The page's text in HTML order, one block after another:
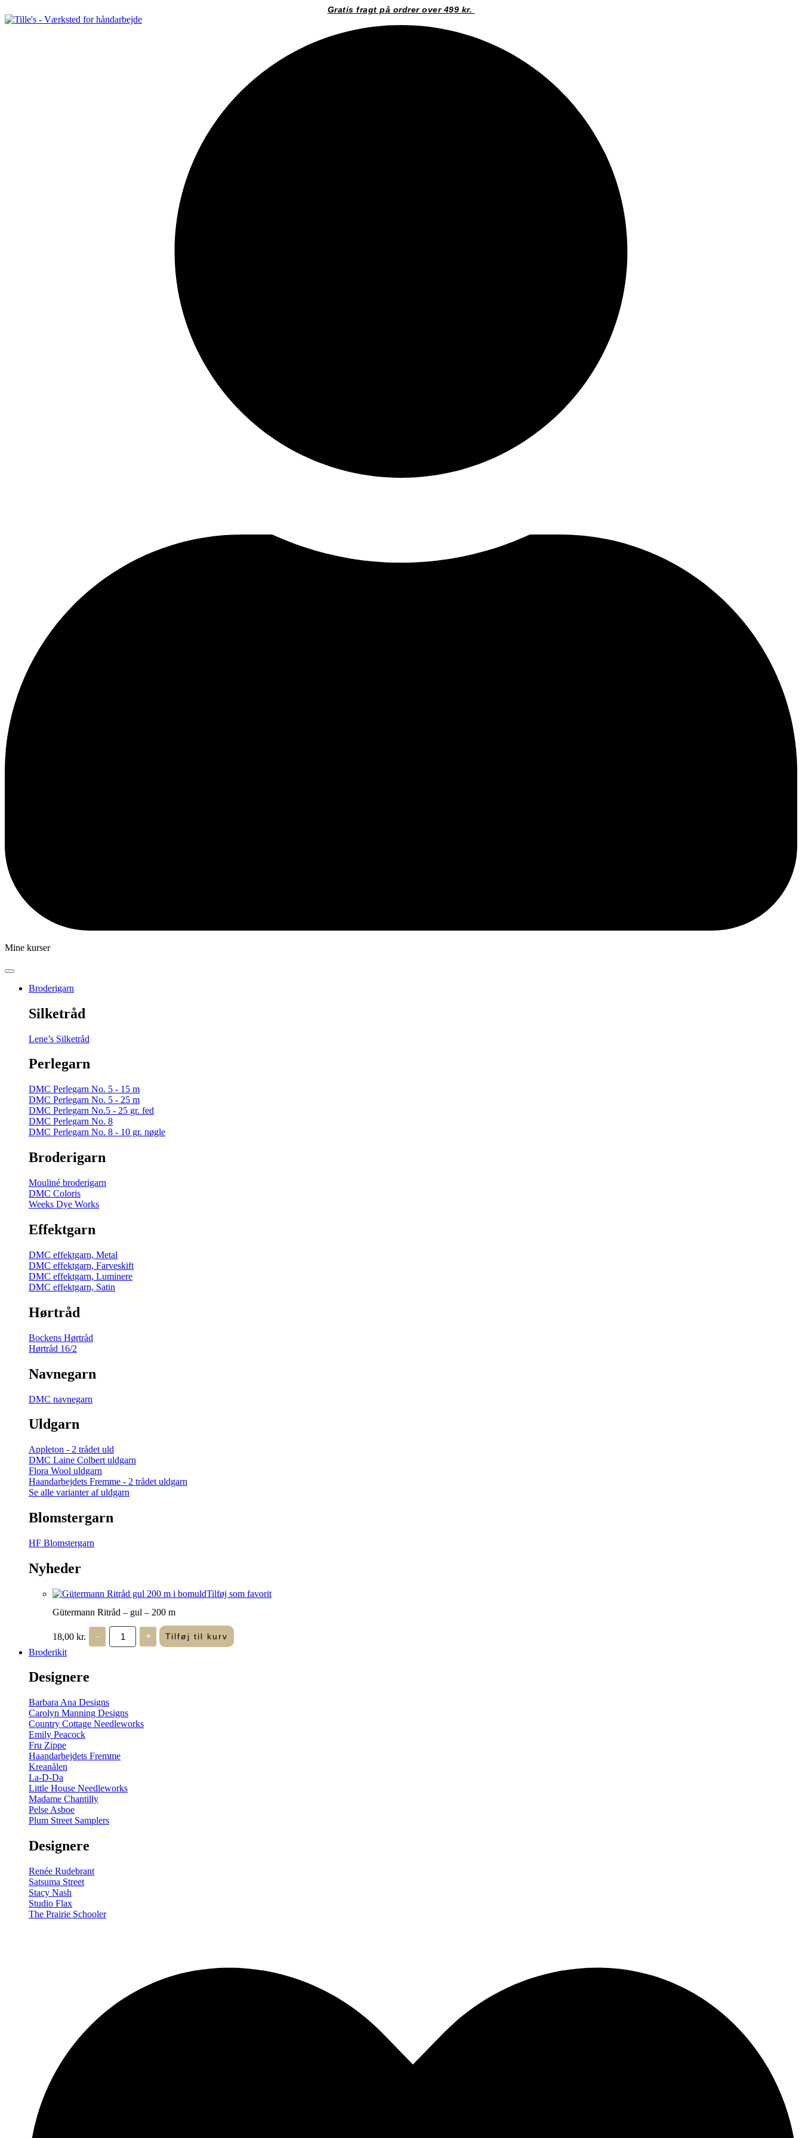
til
Gratis fragt på ordrer over 499 kr.
Mine kurser
Broderigarn
Silketråd
Lene’s Silketråd
Perlegarn
DMC Perlegarn No. 5 - 15 m
DMC Perlegarn No. 5 - 25 m
DMC Perlegarn No.5 - 25 gr. fed
DMC Perlegarn No. 8
DMC Perlegarn No. 8 - 10 gr. nøgle
Broderigarn
Mouliné broderigarn
DMC Coloris
Weeks Dye Works
Effektgarn
DMC effektgarn, Metal
DMC effektgarn, Farveskift
DMC effektgarn, Luminere
DMC effektgarn, Satin
Hørtråd
Bockens Hørtråd
Hørtråd 16/2
Navnegarn
DMC navnegarn
Uldgarn
Appleton - 2 trådet uld
DMC Laine Colbert uldgarn
Flora Wool uldgarn
Haandarbejdets Fremme - 2 trådet uldgarn
Se alle varianter af uldgarn
Blomstergarn
HF Blomstergarn
Nyheder
Tilføj som favorit
Gütermann Ritråd – gul – 200 m
18,00 kr. -
Gütermann
Ritråd
-
+ Tilføj til kurv
Broderikit
Designere
Barbara Ana Designs
Carolyn Manning Designs
Country Cottage Needleworks
Emily Peacock
Fru Zippe
Haandarbejdets Fremme
Kreanålen
La-D-Da
Little House Needleworks
Madame Chantilly
Pelse Asboe
Plum Street Samplers
Designere
Renée Rudebrant
Satsuma Street
Stacy Nash
Studio Flax
The Prairie Schooler